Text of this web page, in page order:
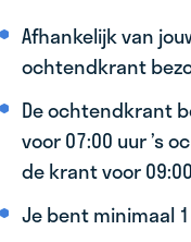
Afhankelijk van
ochtendkrant
De ochtendkrant
voor 07:00 uur ’s
de krant voor
Je bent minimaal